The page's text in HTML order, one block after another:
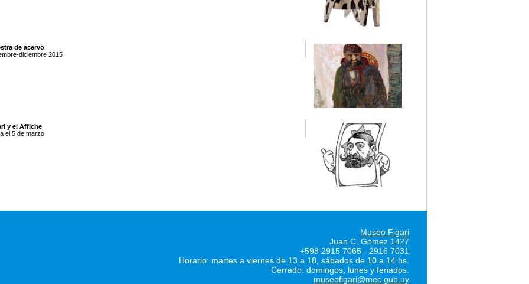
de acervo
diciembre 2015
y el Affiche
el 5 de marzo
Museo Figari
Juan C. Gómez 1427
+598 2915 7065 - 2916 7031
Horario: martes a viernes de 13 a 18, sábados de 10 a 14 hs.
Cerrado: domingos, lunes y feriados.
museofigari@mec.gub.uy